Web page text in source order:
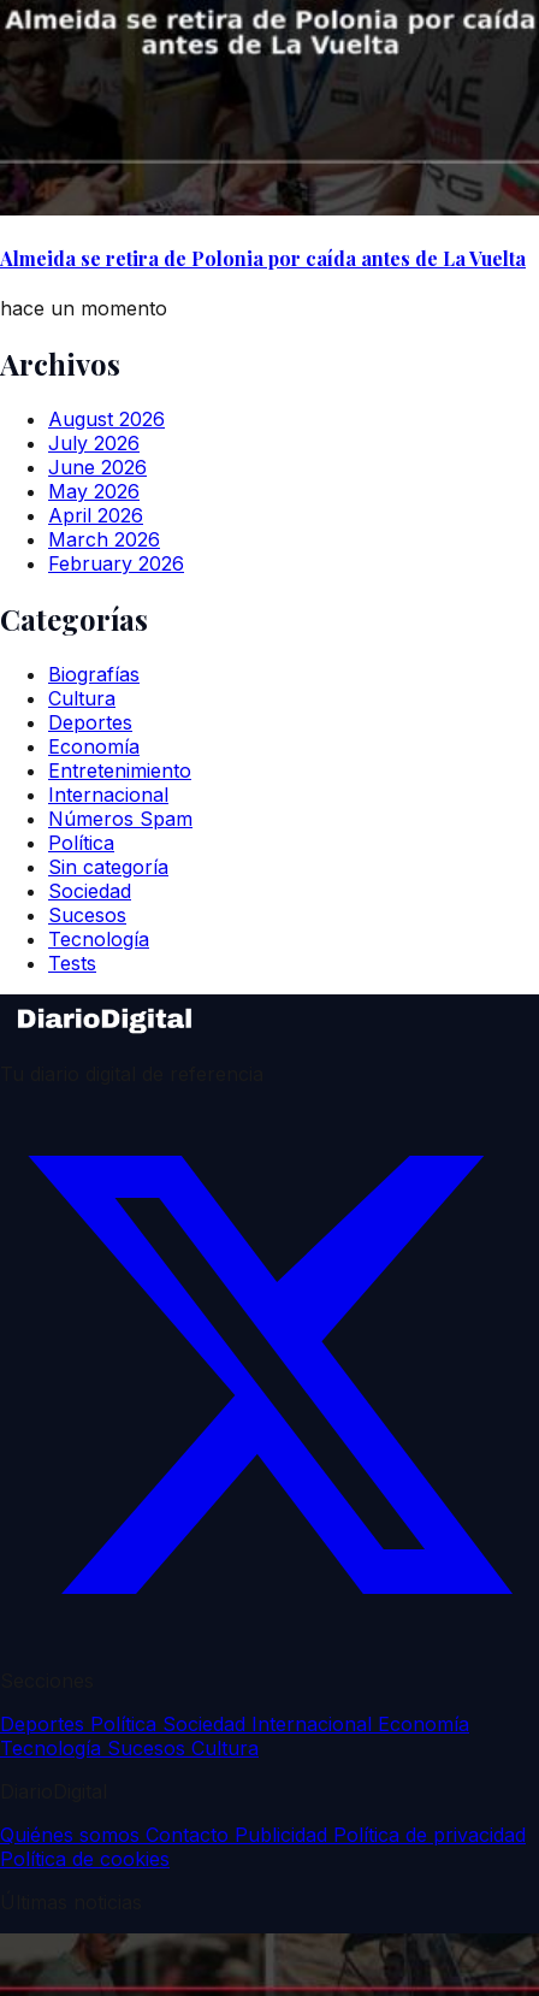
Almeida se retira de Polonia por caída antes de La Vuelta
hace un momento
Archivos
August 2026
July 2026
June 2026
May 2026
April 2026
March 2026
February 2026
Categorías
Biografías
Cultura
Deportes
Economía
Entretenimiento
Internacional
Números Spam
Política
Sin categoría
Sociedad
Sucesos
Tecnología
Tests
Deportes Política Sociedad Internacional Economía
Tecnología Sucesos Cultura
Quiénes somos Contacto Publicidad Política de privacidad
Política de cookies